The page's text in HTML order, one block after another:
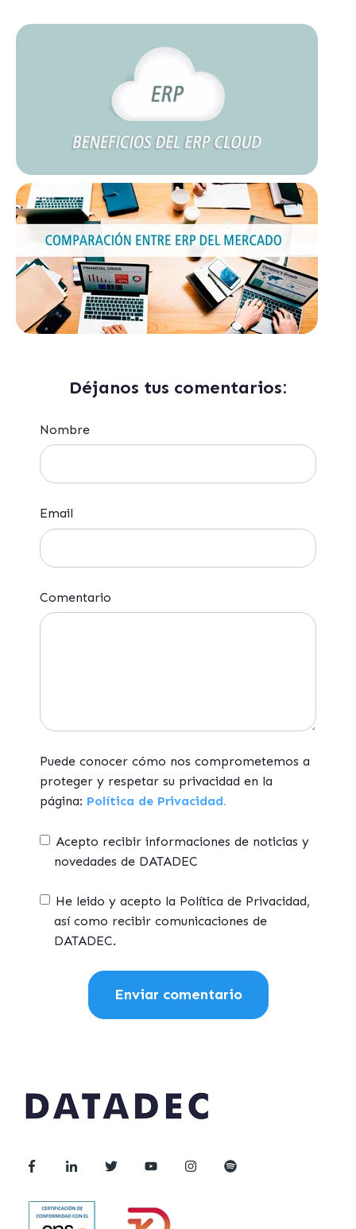
Déjanos tus comentarios:
Nombre
Email
Comentario
Puede conocer cómo nos comprometemos a
proteger y respetar su privacidad en la
página: Política de Privacidad.
Acepto recibir informaciones de noticias y
novedades de DATADEC
He leido y acepto la Política de Privacidad,
así como recibir comunicaciones de
DATADEC.